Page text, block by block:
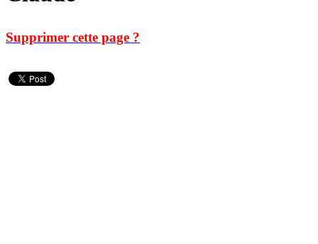
Supprimer cette page ?